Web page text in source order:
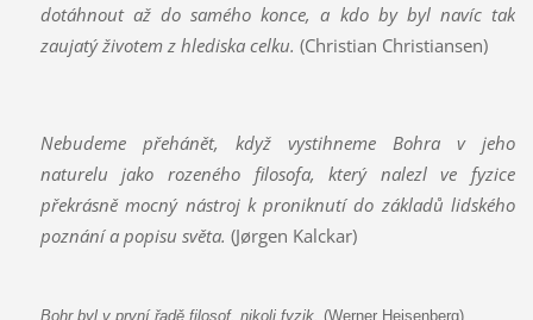
dotáhnout až do samého konce, a kdo by byl navíc tak
zaujatý životem z hlediska celku. (Christian Christiansen)
Nebudeme přehánět, když vystihneme Bohra v jeho
naturelu jako rozeného filosofa, který nalezl ve fyzice
překrásně mocný nástroj k proniknutí do základů lidského
poznání a popisu světa. (Jørgen Kalckar)
Bohr byl v první řadě filosof, nikoli fyzik. (Werner Heisenberg)